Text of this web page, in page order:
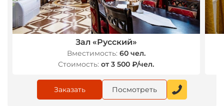
Зал «Русский»
Вместимость: 60 чел.
Стоимость: от 3 500 ₽/чел.
Заказать Посмотреть
*